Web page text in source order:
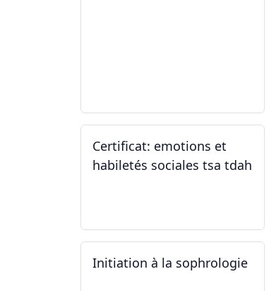
Certificat: emotions et
habiletés sociales tsa tdah
Initiation à la sophrologie